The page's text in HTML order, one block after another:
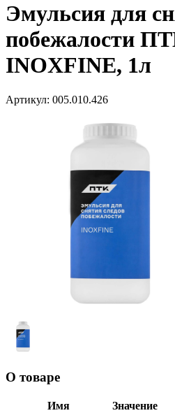
Эмульсия для
побежалости
INOXFINE, 1л
Артикул: 005.010.426
О товаре
Имя
Значение